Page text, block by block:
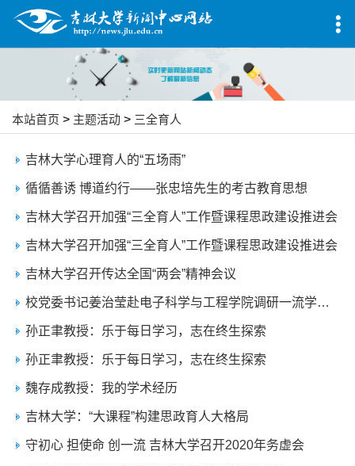
本站首页 > 主题活动 > 三全育人
吉林大学心理育人的“五场雨”
循循善诱 博道约行——张忠培先生的考古教育思想
吉林大学召开加强“三全育人”工作暨课程思政建设推进会
吉林大学召开加强“三全育人”工作暨课程思政建设推进会
吉林大学召开传达全国“两会”精神会议
校党委书记姜治莹赴电子科学与工程学院调研一流学科建设
孙正聿教授：乐于每日学习，志在终生探索
孙正聿教授：乐于每日学习，志在终生探索
魏存成教授：我的学术经历
吉林大学：“大课程”构建思政育人大格局
守初心 担使命 创一流 吉林大学召开2020年务虚会